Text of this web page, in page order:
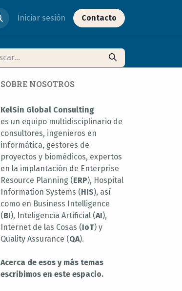
Iniciar sesión Contacto
SOBRE NOSOTROS
KelSin Global Consulting
es un equipo multidisciplinario de
consultores, ingenieros en
informática, gestores de
proyectos y biomédicos, expertos
en la implantación de Enterprise
Resource Planning (ERP), Hospital
Information Systems (HIS), así
como en Business Intelligence
(BI), Inteligencia Artificial (AI),
Internet de las Cosas (IoT) y
Quality Assurance (QA).
Acerca de esos y más temas
escribimos en este espacio.